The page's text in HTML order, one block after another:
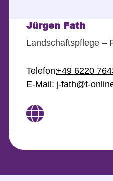
Jürgen Fath
Landschaftspflege –
Telefon:+49 6220
E-Mail: j-fath@t-